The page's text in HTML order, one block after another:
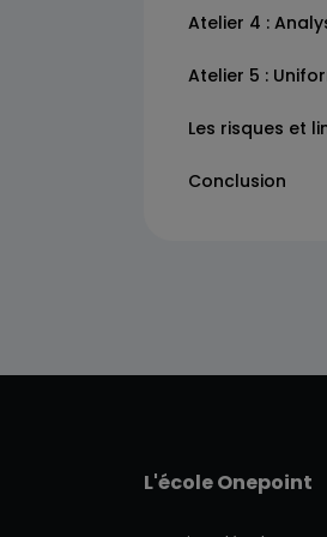
Atelier 4 :
Atelier 5 :
Les risques et
Conclusion
L'école Onepoint